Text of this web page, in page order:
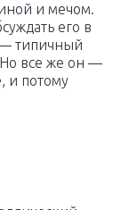
и мечом.
его в
— типичный
Но все же он —
и потому